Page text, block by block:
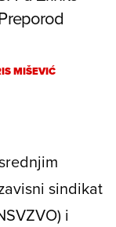
MIŠEVIĆ
sindikat
i